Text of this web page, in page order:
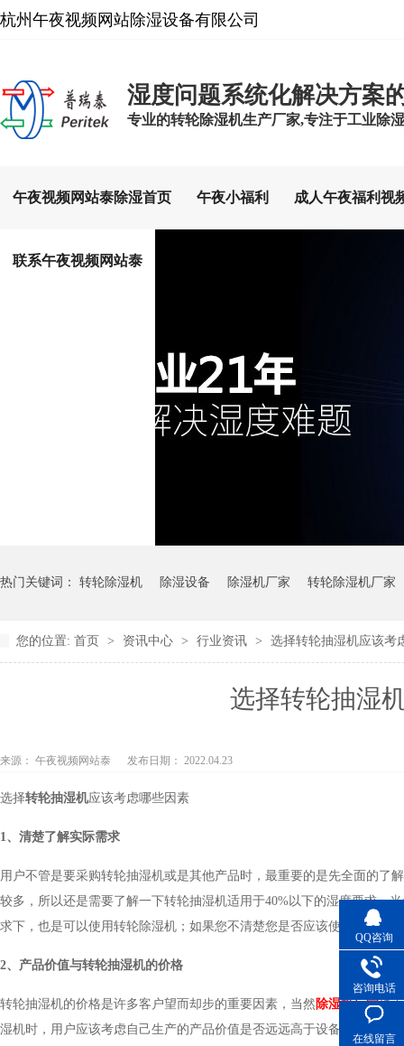
杭州午夜视频网站除湿设备有限公司
湿度问题系统化解决方案
专业的转轮除湿机生产厂家,专注于工业除湿
午夜视频网站泰除湿首页 午夜小福利 成人午夜福利视
联系午夜视频网站泰
热门关键词： 转轮除湿机 除湿设备 除湿机厂家 转轮除湿机厂家
您的位置: 首页 > 资讯中心 > 行业资讯 > 选择转轮抽湿机应该考
选择转轮抽湿
来源： 午夜视频网站泰 发布日期： 2022.04.23
选择转轮抽湿机应该考虑哪些因素
1、清楚了解实际需求
用户不管是要采购转轮抽湿机或是其他产品时，最重要的是先全面的了
较多，所以还是需要了解一下转轮抽湿机适用于40%以下的湿度要求
求下，也是可以使用转轮除湿机；如果您不清楚您是否应该使用转轮抽
2、产品价值与转轮抽湿机的价格
转轮抽湿机的价格是许多客户望而却步的重要因素，当然 除湿机厂家也
湿机时，用户应该考虑自己生产的产品价值是否远远高于设备价格。
QQ咨询
咨询电话
在线留言